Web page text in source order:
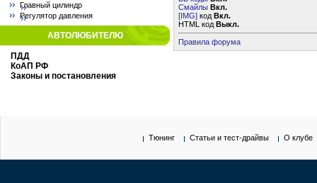
Главный цилиндр
Регулятор давления
АВТОЛЮБИТЕЛЮ
ПДД
КоАП РФ
Законы и постановления
Смайлы Вкл.
[IMG] код Вкл.
HTML код Выкл.
Правила форума
Тюнинг Статьи и тест-драйвы О клубе